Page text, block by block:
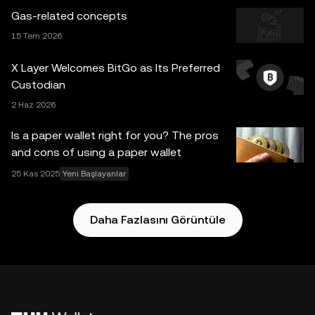
dâhil) yalnızca genel bilgilendirme amaçlıdır. Bazı içerikler
yapay zekâ (AI) araçları tarafından oluşturulmuş veya bu
araçların yardımıyla hazırlanmış olabilir. Bu veri ve
grafiklerin hazırlanmasında gerekli özen gösterilmiş
olmakla birlikte, burada sunulan herhangi bir maddi hata,
eksiklik veya kusur için hiçbir sorumluluk ya da yükümlülük
kabul edilmez. OKX Web3 Cüzdan ve yan hizmetleri OKX
Borsası tarafından sunulmamaktadır ve
OKX Web3
Ekosistemi Hizmet Şartları
koşullarına tabidir.
Gas-related concepts
15 Tem 2026
X Layer Welcomes BitGo as Its Preferred
Custodian
2 Haz 2026
Is a paper wallet right for you? The pros
and cons of using a paper wallet
25 Kas 2025 Yeni Başlayanlar
Daha Fazlasını Görüntüle